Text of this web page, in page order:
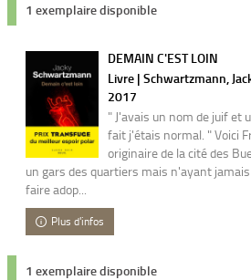
1 exemplaire disponible
DEMAIN C'EST LOIN
Livre | Schwartzmann,
2017
" J'avais un nom de juif et
fait j'étais normal. " Voici
originaire de la cité des
un gars des quartiers mais n'ayant
faire adop...
Plus d'infos
1 exemplaire disponible